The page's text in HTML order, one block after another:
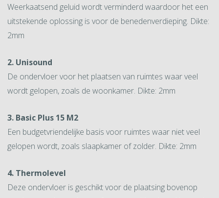
Weerkaatsend geluid wordt verminderd waardoor het een
uitstekende oplossing is voor de benedenverdieping. Dikte:
2mm
2. Unisound
De ondervloer voor het plaatsen van ruimtes waar veel
wordt gelopen, zoals de woonkamer. Dikte: 2mm
3. Basic Plus 15 M2
Een budgetvriendelijke basis voor ruimtes waar niet veel
gelopen wordt, zoals slaapkamer of zolder. Dikte: 2mm
4. Thermolevel
Deze ondervloer is geschikt voor de plaatsing bovenop